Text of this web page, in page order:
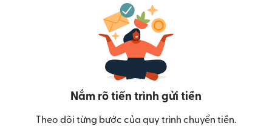
Nắm rõ tiến trình gửi tiền
Theo dõi từng bước của quy trình chuyển tiền.